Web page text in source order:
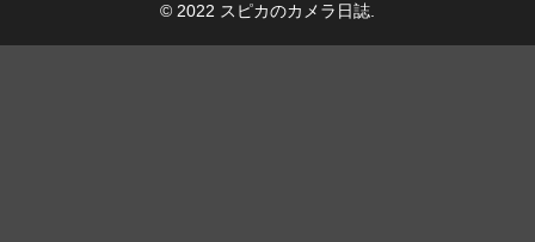
© 2022 スピカのカメラ日誌.